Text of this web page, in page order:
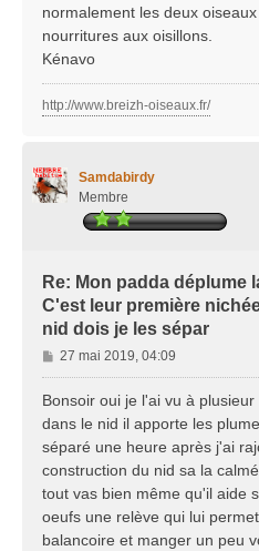
normalement les deux
nourritures aux oisillons.
Kénavo
http://www.breizh-oiseaux.fr/
Samdabirdy
Membre
Re: Mon padda déplume
C'est leur première
nid dois je les sépar
M
e
s
g
e
27 mai 2019, 04:09
Bonsoir oui je l'ai vu à
dans le nid il apporte les
séparé une heure après j'ai
construction du nid sa la
tout vas bien même qu'il aide
oeufs une relève qui lui
balancoire et manger un peu